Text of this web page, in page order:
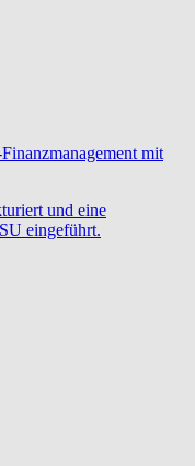
mit
und eine
eingeführt.